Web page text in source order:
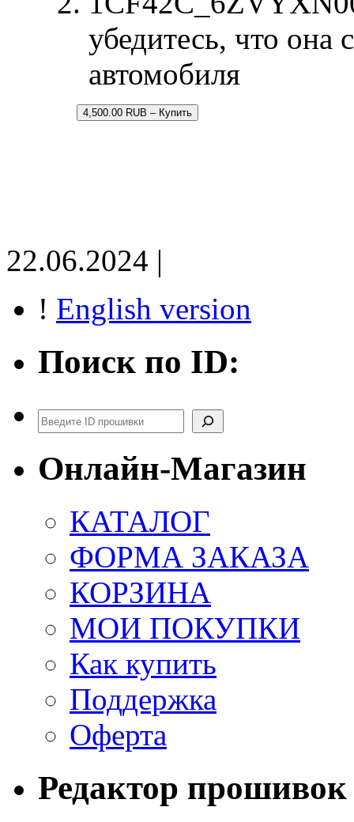
убедитесь, что она
автомобиля
4,500.00 RUB – Купить
22.06.2024 |
! English version
Поиск по ID:
Поиск
Онлайн-Магазин
КАТАЛОГ
ФОРМА ЗАКАЗА
КОРЗИНА
МОИ ПОКУПКИ
Как купить
Поддержка
Оферта
Редактор прошивок